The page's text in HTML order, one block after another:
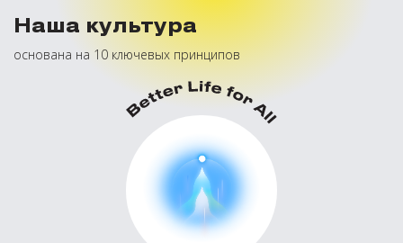
Наша культура
основана на 10 ключевых принципов